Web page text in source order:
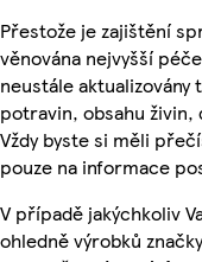
Přestože je zajištění
věnována nejvyšší
neustále aktualizovány
potravin, obsahu
Vždy byste si měli
pouze na informace
V případě jakýchkoliv
ohledně výrobků